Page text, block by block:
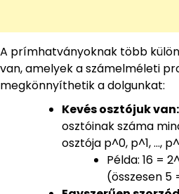
A prímhatványoknak több
van, amelyek a számelméleti
megkönnyíthetik a dolgunkat:
Kevés osztójuk van:
osztóinak száma
osztója p^0, p^1, …,
Példa: 16 =
(összesen 5